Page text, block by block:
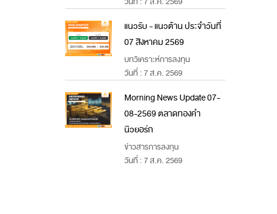
แนวรับ - แนวต้าน ประจำวันที่
07 สิงหาคม 2569
บทวิเคราะห์การลงทุน
วันที่ : 7 ส.ค. 2569
Morning News Update 07-
08-2569 ตลาดทองคำ
นิวยอร์ก
ข่าวสารการลงทุน
วันที่ : 7 ส.ค. 2569